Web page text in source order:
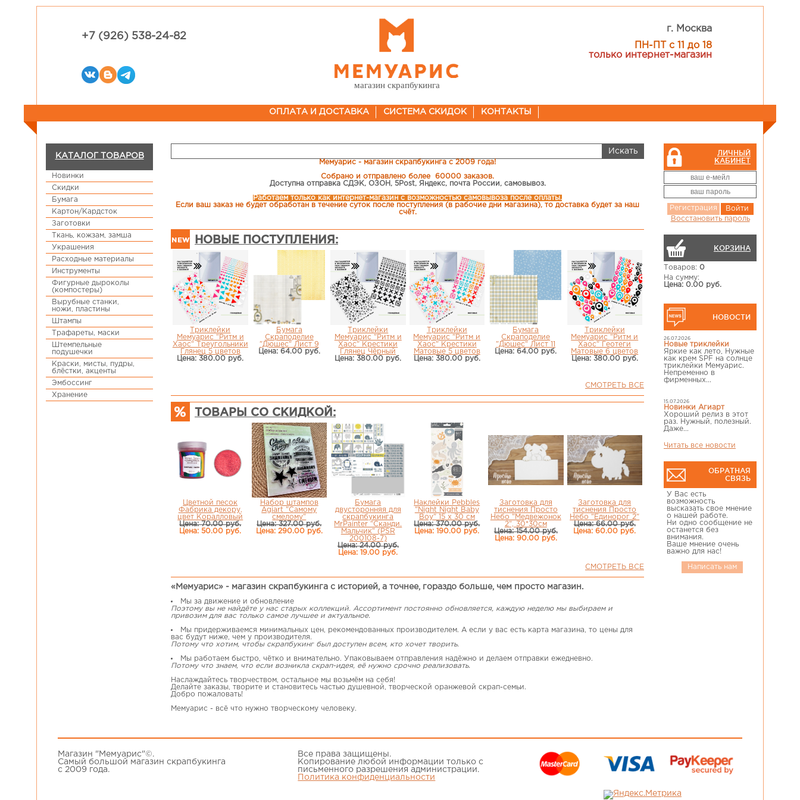
+7 (926) 538-24-82
магазин скрапбукинга
г. Москва
ПН-ПТ с 11 до 18
только интернет-магазин
ОПЛАТА И ДОСТАВКА СИСТЕМА СКИДОК КОНТАКТЫ
КАТАЛОГ ТОВАРОВ
Новинки
Скидки
Бумага
Картон/Кардсток
Заготовки
Ткань, кожзам, замша
Украшения
Расходные материалы
Инструменты
Фигурные дыроколы
(компостеры)
Вырубные станки,
ножи, пластины
Штампы
Трафареты, маски
Штемпельные
подушечки
Краски, мисты, пудры,
блёстки, акценты
Эмбоссинг
Хранение
ЛИЧНЫЙ
КАБИНЕТ
Регистрация
Войти
Восстановить пароль
КОРЗИНА
Товаров: 0
На сумму:
Цена: 0.00 руб.
НОВОСТИ
26.07.2026
Новые триклейки
Яркие как лето, Нужные
как крем SPF на солнце
триклейки Мемуарис.
Непременно в
фирменных...
15.07.2026
Новинки Агиарт
Хороший релиз в этот
раз. Нужный, полезный.
Даже...
Читать все новости
ОБРАТНАЯ
СВЯЗЬ
У Вас есть
возможность
высказать свое мнение
о нашей работе.
Ни одно сообщение не
останется без
внимания.
Ваше мнение очень
важно для нас!
Написать нам
Мемуарис - магазин скрапбукинга с 2009 года!
Собрано и отправлено более 60000 заказов.
Доступна отправка СДЭК, ОЗОН, 5Post, Яндекс, почта России, самовывоз.
Работаем только как интернет-магазин c возможностью самовывоза после оплаты.
Если ваш заказ не будет обработан в течение суток после поступления (в рабочие дни магазина), то доставка будет за наш
счёт.
НОВЫЕ ПОСТУПЛЕНИЯ:
Триклейки
Мемуарис "Ритм и
Хаос" Треугольники
Глянец 5 цветов
Цена: 380.00 руб.
Бумага
Скраподелие
"Дюшес" Лист 9
Цена: 64.00 руб.
Триклейки
Мемуарис "Ритм и
Хаос" Крестики
Глянец Чёрный
Цена: 380.00 руб.
Триклейки
Мемуарис "Ритм и
Хаос" Крестики
Матовые 5 цветов
Цена: 380.00 руб.
Бумага
Скраподелие
"Дюшес" Лист 11
Цена: 64.00 руб.
Триклейки
Мемуарис "Ритм и
Хаос" Геотеги
Матовые 6 цветов
Цена: 380.00 руб.
СМОТРЕТЬ ВСЕ
ТОВАРЫ СО СКИДКОЙ:
Цветной песок
Фабрика декору,
цвет Коралловый
Цена: 70.00 руб.
Цена: 50.00 руб.
Набор штампов
Agiart "Самому
смелому"
Цена: 327.00 руб.
Цена: 290.00 руб.
Бумага
двусторонняя для
скрапбукинга
MrPainter "Сканди.
Мальчик" (PSR
200108-7)
Цена: 24.00 руб.
Цена: 19.00 руб.
Наклейки Pebbles
"Night Night Baby
Boy" 15 х 30 см
Цена: 370.00 руб.
Цена: 190.00 руб.
Заготовка для
тиснения Просто
Небо "Медвежонок
2", 30*30см
Цена: 154.00 руб.
Цена: 90.00 руб.
Заготовка для
тиснения Просто
Небо "Единорог 2"
Цена: 66.00 руб.
Цена: 60.00 руб.
СМОТРЕТЬ ВСЕ
«Мемуарис» - магазин скрапбукинга с историей, а точнее, гораздо больше, чем просто магазин.
Мы за движение и обновление
Поэтому вы не найдёте у нас старых коллекций. Ассортимент постоянно обновляется, каждую неделю мы выбираем и
привозим для вас только самое лучшее и актуальное.
Мы придерживаемся минимальных цен, рекомендованных производителем. А если у вас есть карта магазина, то цены для
вас будут ниже, чем у производителя.
Потому что хотим, чтобы скрапбукинг был доступен всем, кто хочет творить.
Мы работаем быстро, чётко и внимательно. Упаковываем отправления надёжно и делаем отправки ежедневно.
Потому что знаем, что если возникла скрап-идея, её нужно срочно реализовать.
Наслаждайтесь творчеством, остальное мы возьмём на себя!
Делайте заказы, творите и становитесь частью душевной, творческой оранжевой скрап-семьи.
Добро пожаловать!
Мемуарис - всё что нужно творческому человеку.
Магазин "Мемуарис"©.
Самый большой магазин скрапбукинга
с 2009 года.
Все права защищены.
Копирование любой информации только с
письменного разрешения администрации.
Политика конфиденциальности